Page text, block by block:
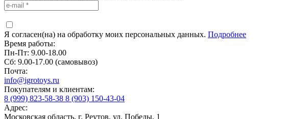
Я согласен(на) на обработку моих персональных данных. Подробнее
Время работы:
Пн-Пт: 9.00-18.00
Сб: 9.00-17.00 (самовывоз)
Почта:
info@igrotoys.ru
Покупателям и клиентам:
8 (999) 823-58-38 8 (903) 150-43-04
Адрес:
Московская область, г. Реутов, ул. Победы, 1